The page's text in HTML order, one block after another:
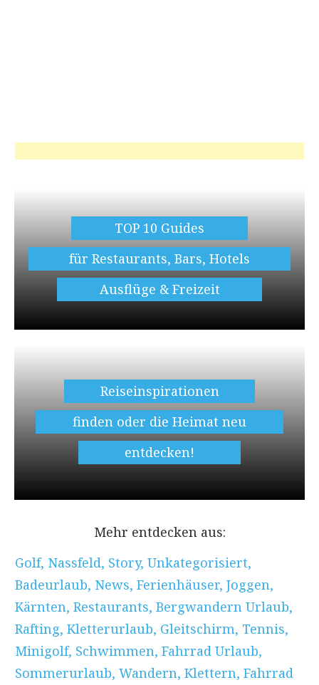
TOP 10 Guides
für Restaurants, Bars, Hotels
Ausflüge & Freizeit
Reiseinspirationen
finden oder die Heimat neu
entdecken!
Mehr entdecken aus:
Golf, Nassfeld, Story, Unkategorisiert,
Badeurlaub, News, Ferienhäuser, Joggen,
Kärnten, Restaurants, Bergwandern Urlaub,
Rafting, Kletterurlaub, Gleitschirm, Tennis,
Minigolf, Schwimmen, Fahrrad Urlaub,
Sommerurlaub, Wandern, Klettern, Fahrrad